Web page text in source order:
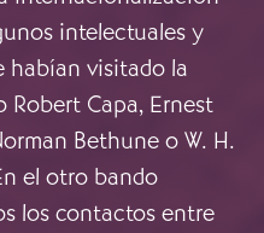
intelectuales y
habían visitado la
Robert Capa, Ernest
Bethune o W. H.
el otro bando
los contactos entre